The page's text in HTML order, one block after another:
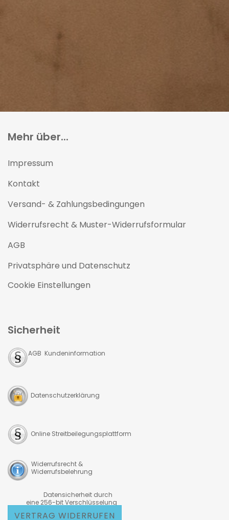
Mehr über...
Impressum
Kontakt
Versand- & Zahlungsbedingungen
Widerrufsrecht & Muster-Widerrufsformular
AGB
Privatsphäre und Datenschutz
Cookie Einstellungen
Sicherheit
AGB Kundeninformation
Datenschutzerklärung
Online Streitbeilegungsplattform
Widerrufsrecht &
Widerrufsbelehrung
Datensicherheit durch
eine 256-bit Verschlüsselung
VERTRAG WIDERRUFEN